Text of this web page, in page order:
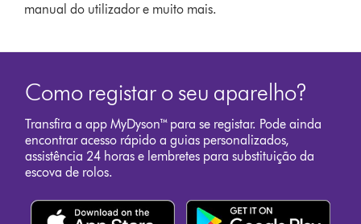
manual do utilizador e muito mais.
Como registar o seu aparelho?
Transfira a app MyDyson™ para se registar. Pode ainda
encontrar acesso rápido a guias personalizados,
assistência 24 horas e lembretes para substituição da
escova de rolos.